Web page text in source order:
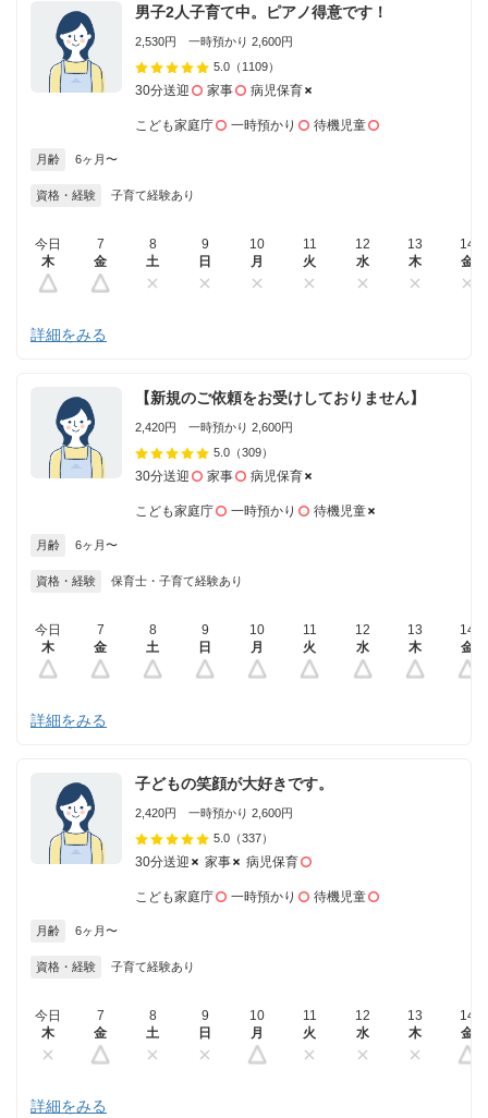
男子2人子育て中。ピアノ得意です！
2,530円 一時預かり 2,600円
5.0 （1109）
30分送迎 家事 病児保育
こども家庭庁 一時預かり 待機児童
月齢 6ヶ月〜
資格・経験 子育て経験あり
今日
木
7
金
8
土
9
日
10
月
11
火
12
水
13
木
14
金
詳細をみる
【新規のご依頼をお受けしておりません】
2,420円 一時預かり 2,600円
5.0 （309）
30分送迎 家事 病児保育
こども家庭庁 一時預かり 待機児童
月齢 6ヶ月〜
資格・経験 保育士・子育て経験あり
今日
木
7
金
8
土
9
日
10
月
11
火
12
水
13
木
14
金
詳細をみる
子どもの笑顔が大好きです。
2,420円 一時預かり 2,600円
5.0 （337）
30分送迎 家事 病児保育
こども家庭庁 一時預かり 待機児童
月齢 6ヶ月〜
資格・経験 子育て経験あり
今日
木
7
金
8
土
9
日
10
月
11
火
12
水
13
木
14
金
詳細をみる